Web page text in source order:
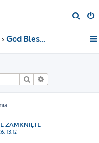
z
God Bless America!
Szukaj
ZAMKNIĘTE
13:12